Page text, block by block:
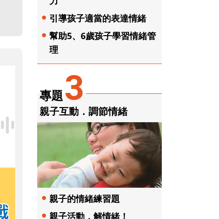
引導孩子適當的表達情緒
幫助5、6歲孩子學習情緒管
理
專題3
親子互動．調節情緒
親子的情緒練習題
親子活動．解情緒！